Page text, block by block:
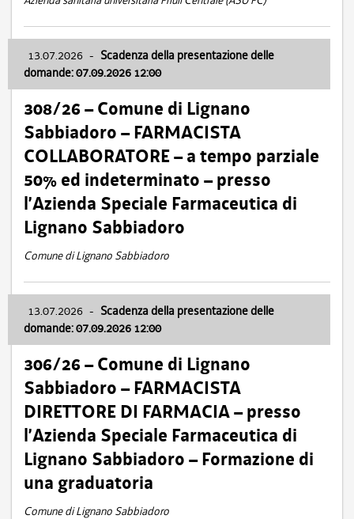
13.07.2026 - Scadenza della presentazione delle
domande: 07.09.2026 12:00
308/26 – Comune di Lignano
Sabbiadoro – FARMACISTA
COLLABORATORE – a tempo parziale
50% ed indeterminato – presso
l’Azienda Speciale Farmaceutica di
Lignano Sabbiadoro
Comune di Lignano Sabbiadoro
13.07.2026 - Scadenza della presentazione delle
domande: 07.09.2026 12:00
306/26 – Comune di Lignano
Sabbiadoro – FARMACISTA
DIRETTORE DI FARMACIA – presso
l’Azienda Speciale Farmaceutica di
Lignano Sabbiadoro – Formazione di
una graduatoria
Comune di Lignano Sabbiadoro